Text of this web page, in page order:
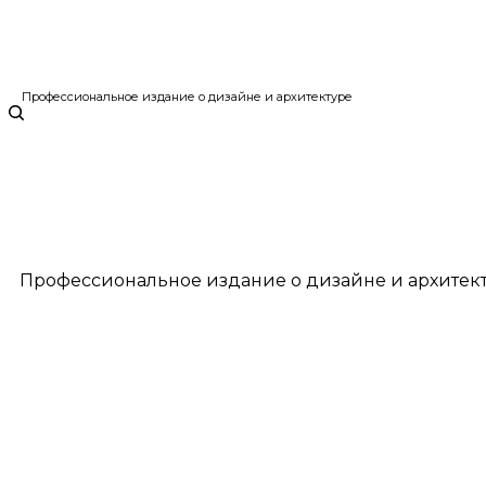
Профессиональное издание о дизайне и архитектуре
Профессиональное издание о дизайне и